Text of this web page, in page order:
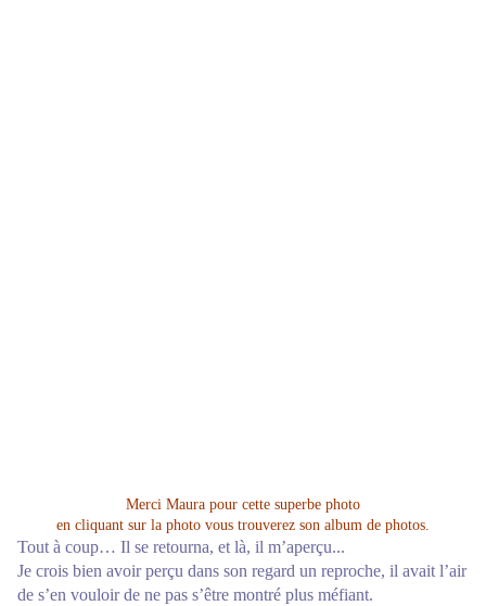
Merci Maura pour cette superbe photo
en cliquant sur la photo vous trouverez son album de photos.
Tout à coup… Il se retourna, et là, il m’aperçu...
Je crois bien avoir perçu dans son regard un reproche, il avait l’air
de s’en vouloir de ne pas s’être montré plus méfiant.